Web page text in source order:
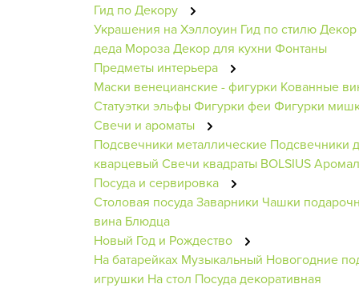
Гид по Декору
Украшения на Хэллоуин Гид по стилюДекор
деда МорозаДекор для кухни Фонтаны
Предметы интерьера
Маски венецианские - фигурки Кованные
Статуэтки эльфыФигурки феи Фигурки
Свечи и ароматы
Подсвечники металлические Подсвечники
кварцевый Свечи квадраты BOLSIUS
Посуда и сервировка
Столовая посудаЗаварники Чашки
вина Блюдца
Новый Год и Рождество
На батарейках Музыкальный Новогодние
игрушки На стол Посуда декоративная